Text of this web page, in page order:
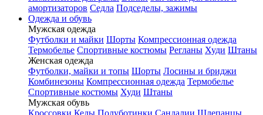
амортизаторов Седла Подседелы, зажимы
Одежда и обувь
Мужская одежда
Футболки и майки Шорты Компрессионная одежда
Термобелье Спортивные костюмы Регланы Худи Штаны
Женская одежда
Футболки, майки и топы Шорты Лосины и бриджи
Комбинезоны Компрессионная одежда Термобелье
Спортивные костюмы Худи Штаны
Мужская обувь